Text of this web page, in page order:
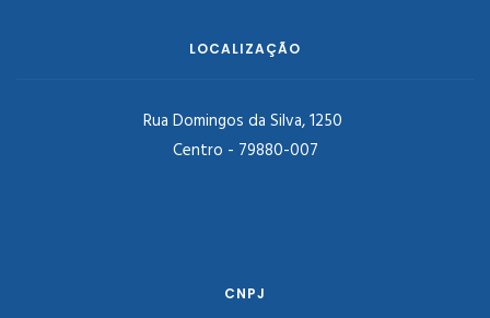
LOCALIZAÇÃO
Rua Domingos da Silva, 1250
Centro - 79880-007
CNPJ